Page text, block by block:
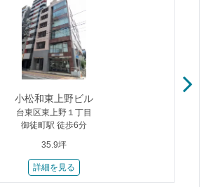
小松和東上野ビル
台東区東上野１丁目
御徒町駅 徒歩6分
35.9坪
詳細を見る